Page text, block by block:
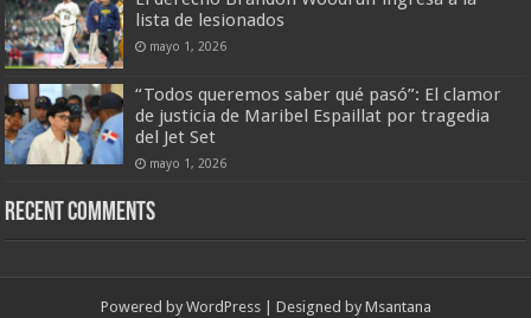
lista de lesionados
mayo 1, 2026
“Todos queremos saber qué pasó”: El clamor
de justicia de Maribel Espaillat por tragedia
del Jet Set
mayo 1, 2026
Recent Comments
Powered by WordPress| Designed by Msantana